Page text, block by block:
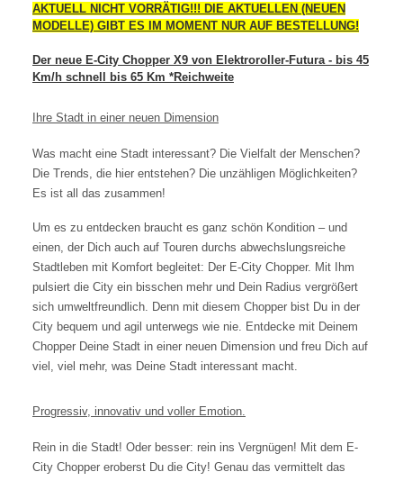
AKTUELL NICHT VORRÄTIG!!! DIE AKTUELLEN (NEUEN
MODELLE) GIBT ES IM MOMENT NUR AUF BESTELLUNG!
Der neue E-City Chopper X9 von Elektroroller-Futura - bis 45
Km/h schnell bis 65 Km *Reichweite
Ihre Stadt in einer neuen Dimension
Was macht eine Stadt interessant? Die Vielfalt der Menschen?
Die Trends, die hier entstehen? Die unzähligen Möglichkeiten?
Es ist all das zusammen!
Um es zu entdecken braucht es ganz schön Kondition – und
einen, der Dich auch auf Touren durchs abwechslungsreiche
Stadtleben mit Komfort begleitet: Der E-City Chopper. Mit Ihm
pulsiert die City ein bisschen mehr und Dein Radius vergrößert
sich umweltfreundlich. Denn mit diesem Chopper bist Du in der
City bequem und agil unterwegs wie nie. Entdecke mit Deinem
Chopper Deine Stadt in einer neuen Dimension und freu Dich auf
viel, viel mehr, was Deine Stadt interessant macht.
Progressiv, innovativ und voller Emotion.
Rein in die Stadt! Oder besser: rein ins Vergnügen! Mit dem E-
City Chopper eroberst Du die City! Genau das vermittelt das